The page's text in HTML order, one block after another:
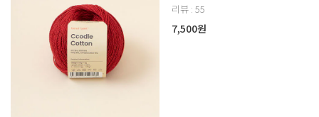
리뷰 : 55
7,500원